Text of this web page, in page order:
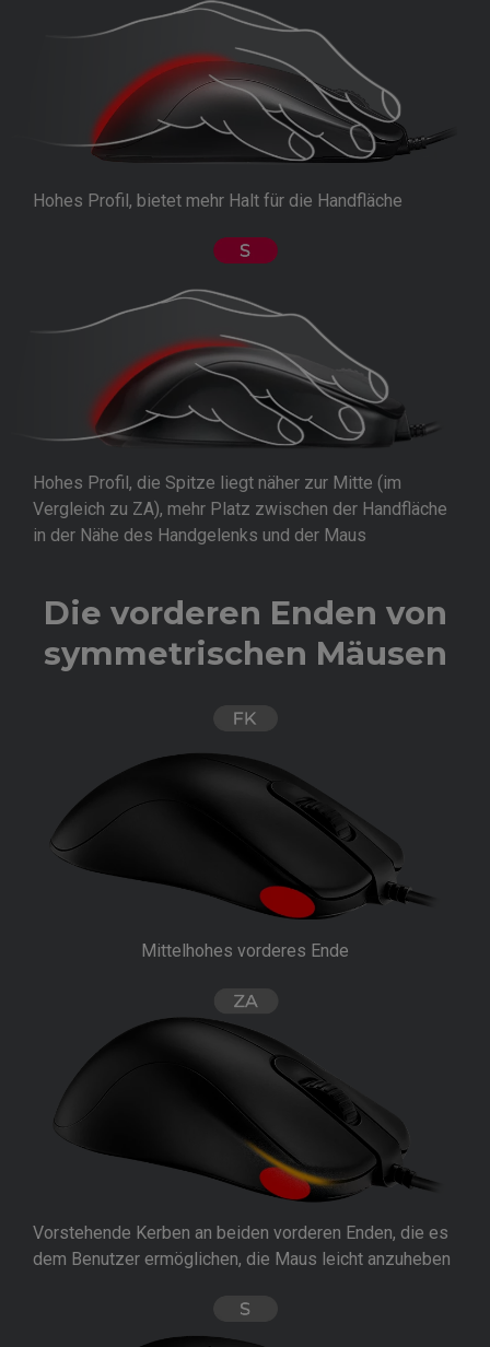
Hohes Profil, bietet mehr Halt für die Handfläche
Hohes Profil, die Spitze liegt näher zur Mitte (im
Vergleich zu ZA), mehr Platz zwischen der Handfläche
in der Nähe des Handgelenks und der Maus
Die vorderen Enden von
symmetrischen Mäusen
Mittelhohes vorderes Ende
Vorstehende Kerben an beiden vorderen Enden, die es
dem Benutzer ermöglichen, die Maus leicht anzuheben